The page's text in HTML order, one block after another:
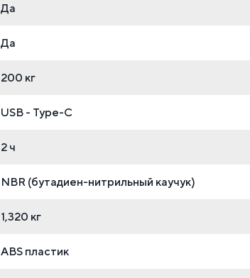
Да
Да
200 кг
USB - Type-C
2 ч
NBR (бутадиен-нитрильный каучук)
1,320 кг
ABS пластик